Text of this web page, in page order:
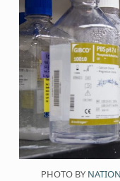
PHOTO BY